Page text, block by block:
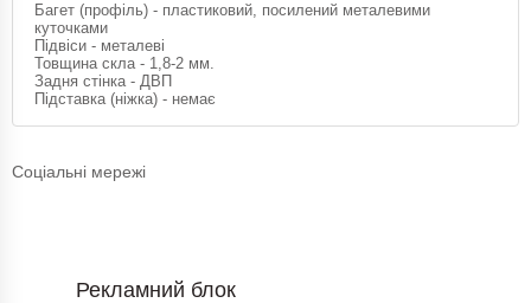
Багет (профіль) - пластиковий, посилений металевими
куточками
Підвіси - металеві
Товщина скла - 1,8-2 мм.
Задня стінка - ДВП
Підставка (ніжка) - немає
Соціальні мережі
Рекламний блок